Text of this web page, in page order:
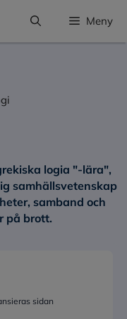
Meny
logia "-lära",
samhällsvetenskap
samband och
på brott.
sidan